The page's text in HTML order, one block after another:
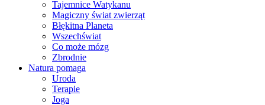
Tajemnice Watykanu
Magiczny świat zwierząt
Błękitna Planeta
Wszechświat
Co może mózg
Zbrodnie
Natura pomaga
Uroda
Terapie
Joga